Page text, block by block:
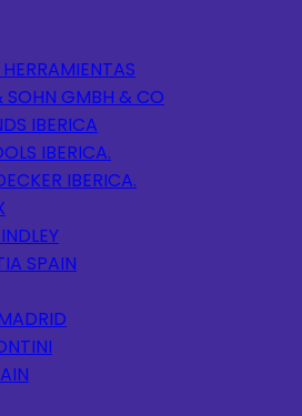
SOHN GMBH & CO
IBERICA
IBERICA.
IBERICA.
SPAIN